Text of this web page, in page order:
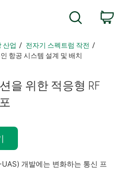
산업
전자기 스펙트럼 작전
항공 시스템 설계 및 배치
을 위한 적응형 RF
개발에는 변화하는 통신 프